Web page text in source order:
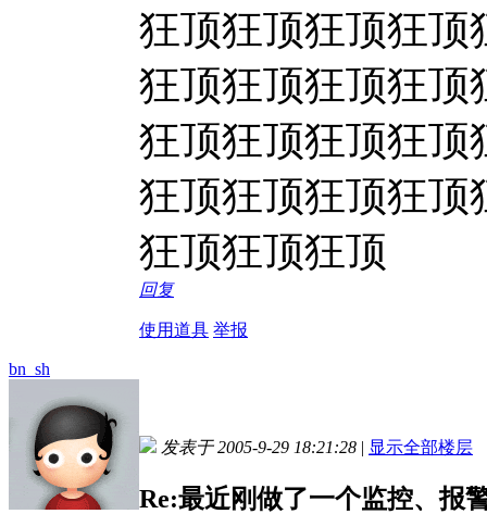
狂顶狂顶狂顶狂顶
狂顶狂顶狂顶狂顶
狂顶狂顶狂顶狂顶
狂顶狂顶狂顶狂顶
狂顶狂顶狂顶
回复
使用道具 举报
bn_sh
发表于 2005-9-29 18:21:28 | 显示全部楼层
Re:最近刚做了一个监控、报